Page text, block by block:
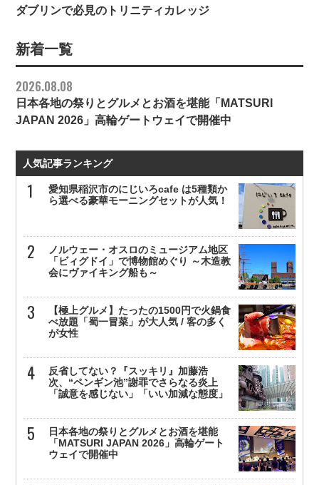
ダブリンで必見のトリニティカレッジ
新着一覧
2026.08.08
日本各地の祭りとグルメとお酒を堪能「MATSURI
JAPAN 2026」高輪ゲートウェイで開催中
人気記事ランキング
愛知県稲沢市のにじいろcafe は5種類か
ら選べる豪華モーニングセットが人気！
ノルウェー・オスロのミュージアム地区
「ビィグドイ」で博物館めぐり ～木造教
会にヴァイキング船も～
【極上グルメ】たったの1500円で火鍋食
べ放題「蜀一冒菜」が大人気 / 客の多く
が女性
反省してない？『スッキリ』加藤浩
次、“ペンギン池”謝罪でさらなる炎上
「誠意を感じない」「いい加減な態度」
日本各地の祭りとグルメとお酒を堪能
「MATSURI JAPAN 2026」高輪ゲート
ウェイで開催中